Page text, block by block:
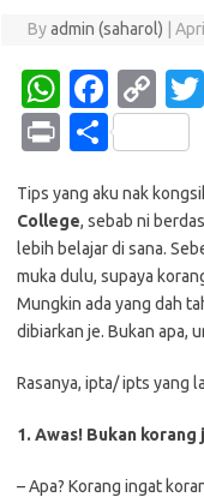
Byadmin (saharol)
W
h
at
s
A
p
p
Fa
c
e
b
o
o
k
C
o
p
y
Li
n
k
Pr
t
S
ar
e
Tips yang aku nak
College, sebab ni
lebih belajar di sana.
muka dulu, supaya
Mungkin ada yang dah
dibiarkan je. Bukan apa,
Rasanya, ipta/ ipts yang
1. Awas! Bukan
– Apa? Korang ingat